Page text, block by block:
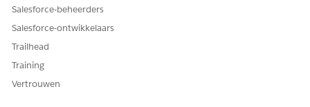
Salesforce-beheerders
Salesforce-ontwikkelaars
Trailhead
Training
Vertrouwen